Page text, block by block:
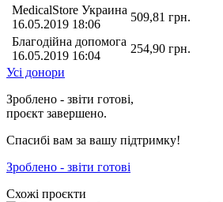
MedicalStore Украина
16.05.2019 18:06
509,81 грн.
Благодійна допомога
16.05.2019 16:04
254,90 грн.
Усі донори
Зроблено - звіти готові,
проєкт завершено.
Спасибі вам за вашу підтримку!
Зроблено - звіти готові
Схожі проєкти